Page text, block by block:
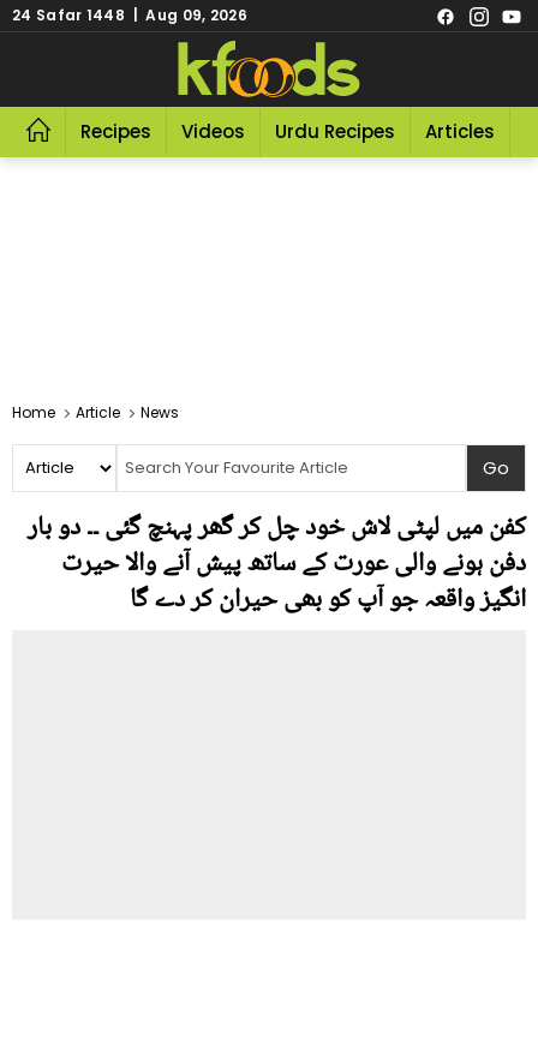
24 Safar 1448 | Aug 09, 2026
Recipes Videos Urdu Recipes Articles
Home Article News
کفن میں لپٹی لاش خود چل کر گھر پہنچ گئی ۔۔ دو بار
دفن ہونے والی عورت کے ساتھ پیش آنے والا حیرت
انگیز واقعہ جو آپ کو بھی حیران کر دے گا